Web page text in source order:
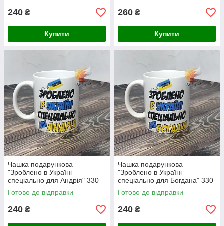
240 ₴
Купити
260 ₴
Купити
Чашка подарункова
"Зроблено в Україні
спеціально для Андрія" 330
мл (ім'я обирається при
замовлені)
Готово до відправки
240 ₴
Чашка подарункова
"Зроблено в Україні
спеціально для Богдана" 330
мл (ім'я обирається при
замовлені)
Готово до відправки
240 ₴